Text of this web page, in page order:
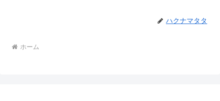
ハクナマタタ
ホーム